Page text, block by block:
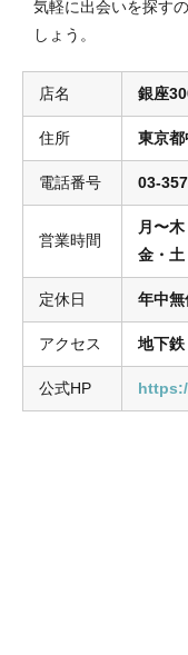
気軽に出会いを探す
しょう。
店名 銀座
住所 東京
電話番号 03-
営業時間
月〜
金・
定休日 年中無
アクセス 地下
公式HP